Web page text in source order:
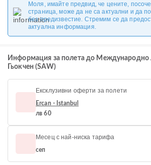
Моля, имайте предвид, че цените,
страница, може да не са актуални и да
без предизвестие. Стремим се да
актуална информация.
Информация за полета до Международно
Гьокчен (SAW)
Ексклузивни оферти за полети
Ercan - Istanbul
лв 60
Месец с най-ниска тарифа
сеп